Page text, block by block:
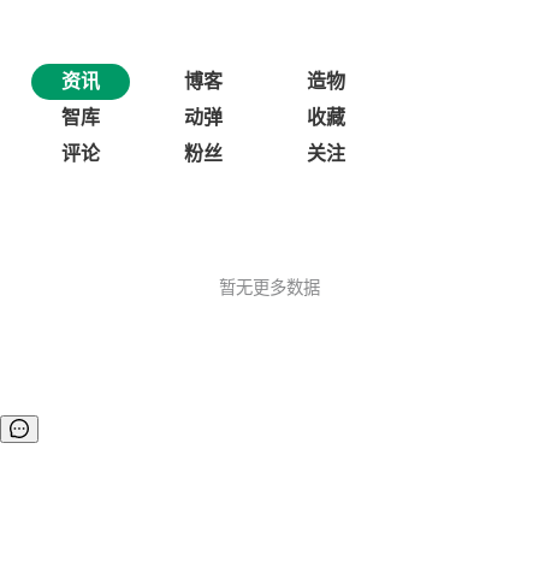
资讯 博客
造物
智库
动弹
收藏
评论
粉丝 关注
暂无更多数据